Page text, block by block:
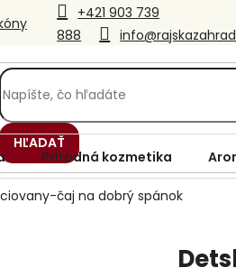
+421 903 739
888
HĽADAŤ
Prírodná kozmetika
čaj na dobrý spánok